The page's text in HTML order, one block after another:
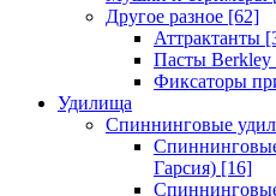
Другое разное [62]
Аттрактанты
Пасты Berkley
Фиксаторы
Удилища
Спиннинговые
Гарсия) [16]